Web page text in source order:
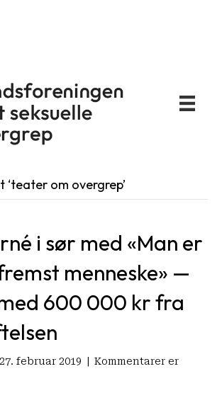
‘teater om overgrep’
i sør med «Man er
menneske» —
600 000 kr fra
27. februar 2019
Kommentarer er